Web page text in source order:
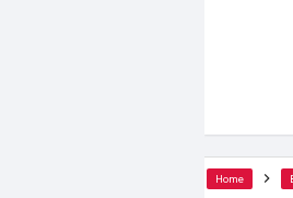
Home